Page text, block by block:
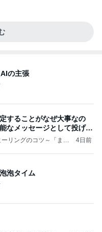
の主張
することがなぜ大事なの
なメッセージとして投げる
リングのコツ～「まと
4日前
泡タイム